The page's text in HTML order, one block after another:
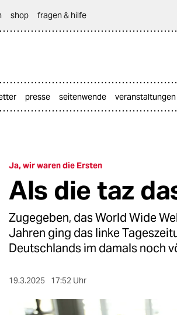
shop fragen & hilfe
presse seitenwende veranstaltungen
Ja, wir waren die Ersten
Als die taz
Zugegeben, das World Wide
Jahren ging das linke
Deutschlands im damals noch
19.3.2025 17:52 Uhr